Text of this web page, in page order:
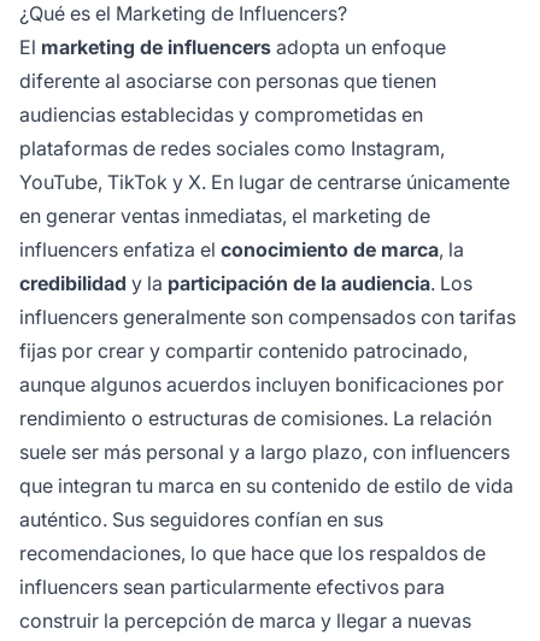
¿Qué es el Marketing de Influencers?
El marketing de influencers adopta un enfoque
diferente al asociarse con personas que tienen
audiencias establecidas y comprometidas en
plataformas de redes sociales como Instagram,
YouTube, TikTok y X. En lugar de centrarse únicamente
en generar ventas inmediatas, el marketing de
influencers enfatiza el conocimiento de marca, la
credibilidad y la participación de la audiencia. Los
influencers generalmente son compensados con tarifas
fijas por crear y compartir contenido patrocinado,
aunque algunos acuerdos incluyen bonificaciones por
rendimiento o estructuras de comisiones. La relación
suele ser más personal y a largo plazo, con influencers
que integran tu marca en su contenido de estilo de vida
auténtico. Sus seguidores confían en sus
recomendaciones, lo que hace que los respaldos de
influencers sean particularmente efectivos para
construir la percepción de marca y llegar a nuevas